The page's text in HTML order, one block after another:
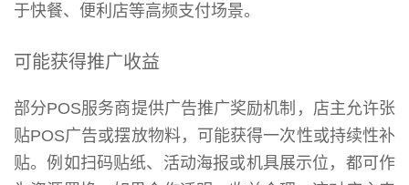
于快餐、便利店等高频支付场景。
可能获得推广收益
部分POS服务商提供广告推广奖励机制，店主允许张
贴POS广告或摆放物料，可能获得一次性或持续性补
贴。例如扫码贴纸、活动海报或机具展示位，都可作